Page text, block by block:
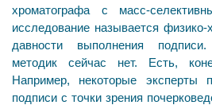
хроматографа с масс-
исследование называется физико-
давности выполнения
методик сейчас нет. Есть,
Например, некоторые эксперты
подписи с точки зрения